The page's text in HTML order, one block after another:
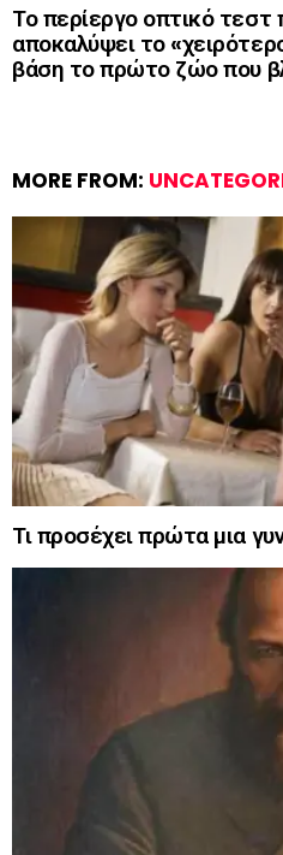
Το περίεργο οπτικό τεστ
αποκαλύψει το
βάση το πρώτο ζώο που
MORE FROM:
Τι προσέχει πρώτα μια